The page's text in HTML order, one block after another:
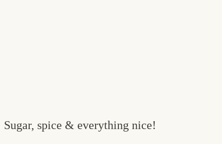
Sugar, spice & everything nice!